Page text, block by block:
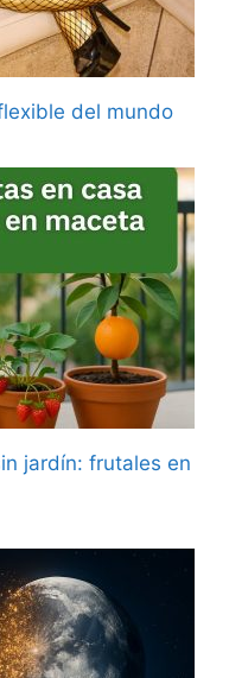
del mundo
jardín: frutales en